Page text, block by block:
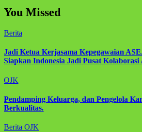
You Missed
Berita
Jadi Ketua Kerjasama Kepegawaian
Siapkan Indonesia Jadi Pusat
OJK
Pendamping Keluarga, dan Pengelola
Berkualitas.
Berita OJK